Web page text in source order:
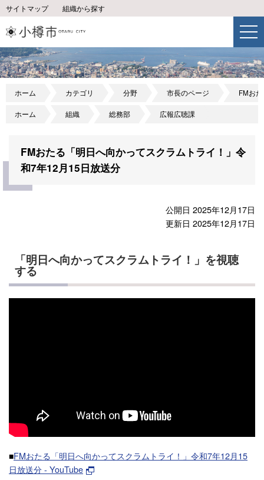
サイトマップ 組織から探す
ホーム カテゴリ 分野 市長のページ FMお
ホーム 組織 総務部 広報広聴課
FMおたる「明日へ向かってスクラムトライ！」令
和7年12月15日放送分
公開日 2025年12月17日
更新日 2025年12月17日
「明日へ向かってスクラムトライ！」を視聴
する
■FMおたる「明日へ向かってスクラムトライ！」令和7年12月15
日放送分 - YouTube